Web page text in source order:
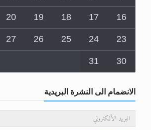
16
17
18
19
20
23
24
25
26
27
30
31
الانضمام الى النشرة البريدية